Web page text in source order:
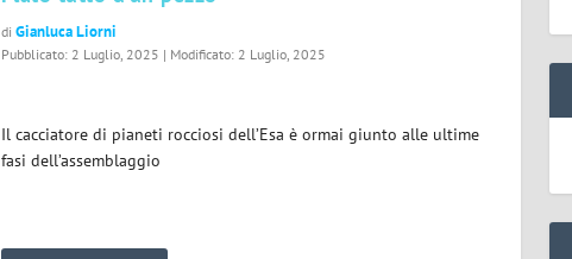
di Gianluca Liorni
Pubblicato: 2 Luglio, 2025 | Modificato: 2 Luglio, 2025
Il cacciatore di pianeti rocciosi dell’Esa è ormai giunto alle ultime
fasi dell’assemblaggio